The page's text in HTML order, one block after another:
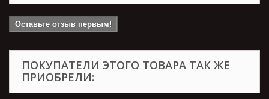
Оставьте отзыв первым!
ПОКУПАТЕЛИ ЭТОГО ТОВАРА ТАК ЖЕ
ПРИОБРЕЛИ: